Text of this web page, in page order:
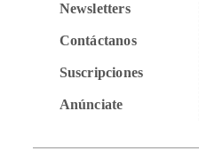
Newsletters
Contáctanos
Suscripciones
Anúnciate